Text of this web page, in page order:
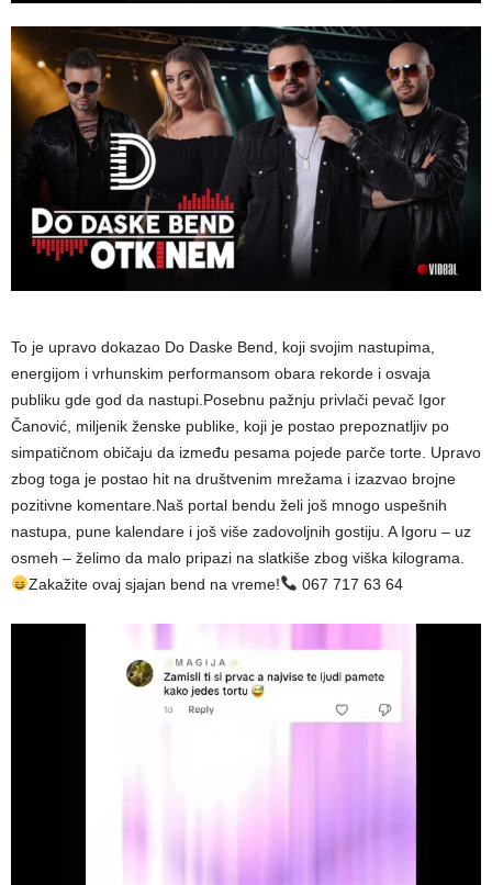
To je upravo dokazao Do Daske Bend, koji svojim nastupima,
energijom i vrhunskim performansom obara rekorde i osvaja
publiku gde god da nastupi.Posebnu pažnju privlači pevač Igor
Čanović, miljenik ženske publike, koji je postao prepoznatljiv po
simpatičnom običaju da između pesama pojede parče torte. Upravo
zbog toga je postao hit na društvenim mrežama i izazvao brojne
pozitivne komentare.Naš portal bendu želi još mnogo uspešnih
nastupa, pune kalendare i još više zadovoljnih gostiju. A Igoru – uz
osmeh – želimo da malo pripazi na slatkiše zbog viška kilograma.
Zakažite ovaj sjajan bend na vreme!
067 717 63 64